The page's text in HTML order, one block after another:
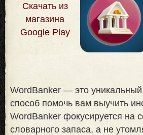
Скачать из
магазина
Google Play
WordBanker — это
способ помочь вам выучить
WordBanker фокусируется на
словарного запаса, а не